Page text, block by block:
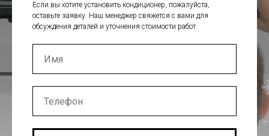
Если вы хотите установить кондиционер, пожалуйста,
оставьте заявку. Наш менеджер свяжется с вами для
обсуждения деталей и уточнения стоимости работ.